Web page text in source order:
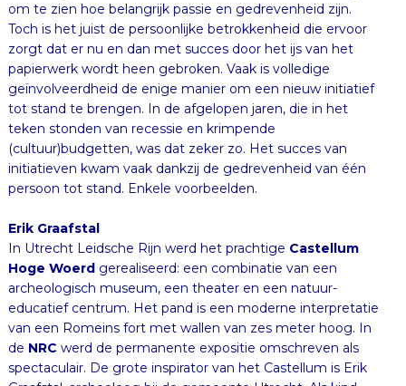
persoon tot stand. Enkele voorbeelden.
Erik Graafstal
In Utrecht Leidsche Rijn werd het prachtige Castellum
Hoge Woerdgerealiseerd: een combinatie van een
archeologisch museum, een theater en een natuur-
educatief centrum. Het pand is een moderne interpretatie
van een Romeins fort met wallen van zes meter hoog. In
de NRC werd de permanente expositie omschreven als
spectaculair. De grote inspirator van het Castellum is Erik
Graafstal, archeoloog bij de gemeente Utrecht. Als kind
liep hij al in het gebied rond, als tiener deed hij er zijn
eerste archeologische vondsten en in 2003 groef hij er
beroepshalve een compleet Romeinse rivierschip op,
uniek voor Noordwest-Europa. In het decennium na 2003
zette hij zich onvermoeibaar in voor de realisatie van het
Limes-museum en nu staat dat er. Zonder de inzet van